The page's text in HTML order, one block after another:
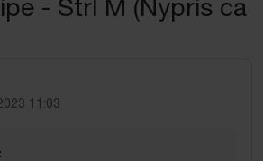
- Strl M (Nypris ca
11:03